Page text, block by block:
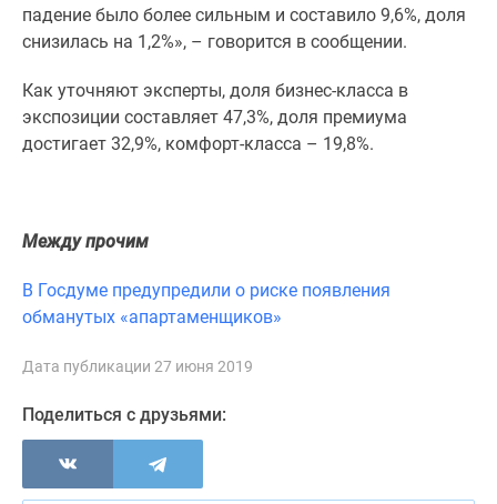
комнатные
комнатные
Квартиры
Семейная
ипотека
Военная
Банки
программы
Медиа
Новости
недвижимости
падение было более сильным и составило 9,6%, доля
снизилась на 1,2%», – говорится в сообщении.
Как уточняют эксперты, доля бизнес-класса в
экспозиции составляет 47,3%, доля премиума
достигает 32,9%, комфорт-класса – 19,8%.
Между прочим
В Госдуме предупредили о риске появления
обманутых «апартаменщиков»
Дата публикации 27 июня 2019
Поделиться с друзьями: